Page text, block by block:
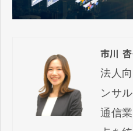
市川
法人
ンサ
通信